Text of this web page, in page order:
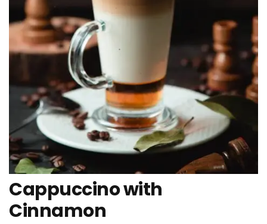
Cappuccino with
Cinnamon